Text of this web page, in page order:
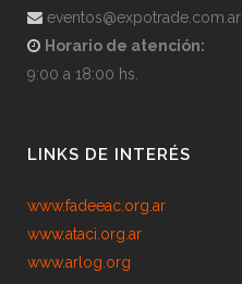
eventos@expotrade.com.ar
Horario de atención:
9:00 a 18:00 hs.
LINKS DE INTERÉS
www.fadeeac.org.ar
www.ataci.org.ar
www.arlog.org